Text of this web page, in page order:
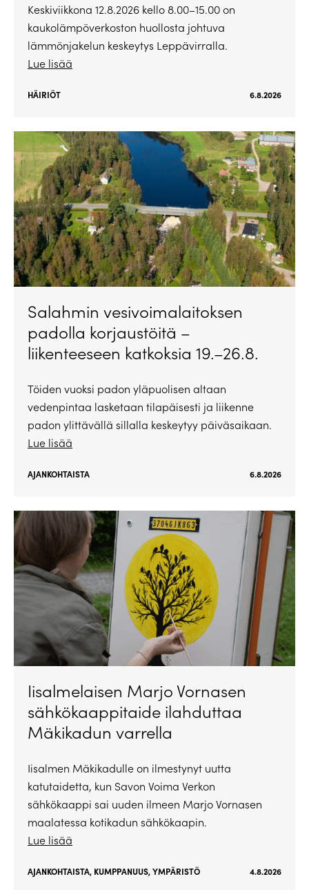
Keskiviikkona 12.8.2026 kello 8.00–15.00 on
kaukolämpöverkoston huollosta johtuva
lämmönjakelun keskeytys Leppävirralla.
Lue lisää
HÄIRIÖT 6.8.2026
Salahmin vesivoimalaitoksen
padolla korjaustöitä –
liikenteeseen katkoksia 19.–26.8.
Töiden vuoksi padon yläpuolisen altaan
vedenpintaa lasketaan tilapäisesti ja liikenne
padon ylittävällä sillalla keskeytyy päiväsaikaan.
Lue lisää
AJANKOHTAISTA 6.8.2026
Iisalmelaisen Marjo Vornasen
sähkökaappitaide ilahduttaa
Mäkikadun varrella
Iisalmen Mäkikadulle on ilmestynyt uutta
katutaidetta, kun Savon Voima Verkon
sähkökaappi sai uuden ilmeen Marjo Vornasen
maalatessa kotikadun sähkökaapin.
Lue lisää
AJANKOHTAISTA, KUMPPANUUS,YMPÄRISTÖ 4.8.2026